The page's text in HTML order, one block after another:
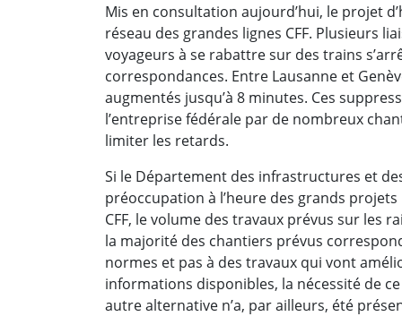
Mis en consultation aujourd’hui, le projet
réseau des grandes lignes CFF. Plusieurs
voyageurs à se rabattre sur des trains
correspondances. Entre Lausanne et
augmentés jusqu’à 8 minutes. Ces
l’entreprise fédérale par de nombreux
limiter les retards.
Si le Département des infrastructures et
préoccupation à l’heure des grands
CFF, le volume des travaux prévus sur les
la majorité des chantiers prévus
normes et pas à des travaux qui vont
informations disponibles, la nécessité de
autre alternative n’a, par ailleurs, été